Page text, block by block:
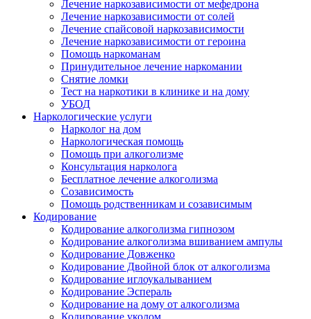
Лечение наркозависимости от мефедрона
Лечение наркозависимости от солей
Лечение спайсовой наркозависимости
Лечение наркозависимости от героина
Помощь наркоманам
Принудительное лечение наркомании
Снятие ломки
Тест на наркотики в клинике и на дому
УБОД
Наркологические услуги
Нарколог на дом
Наркологическая помощь
Помощь при алкоголизме
Консультация нарколога
Бесплатное лечение алкоголизма
Созависимость
Помощь родственникам и созависимым
Кодирование
Кодирование алкоголизма гипнозом
Кодирование алкоголизма вшиванием ампулы
Кодирование Довженко
Кодирование Двойной блок от алкоголизма
Кодирование иглоукалыванием
Кодирование Эспераль
Кодирование на дому от алкоголизма
Кодирование уколом